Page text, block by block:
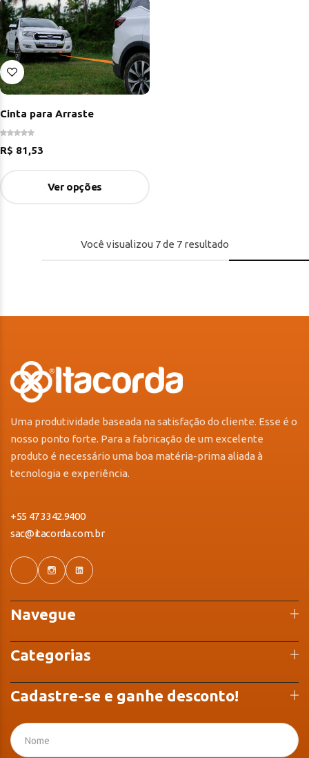
Cinta para Arraste
R$ 81,53
Ver opções
Você visualizou 7de 7 resultado
Uma produtividade baseada na satisfação do cliente. Esse é o
nosso ponto forte. Para a fabricação de um excelente
produto é necessário uma boa matéria-prima aliada à
tecnologia e experiência.
+55 47 3342.9400
sac@itacorda.com.br
Navegue
Categorias
Cadastre-se e ganhe desconto!